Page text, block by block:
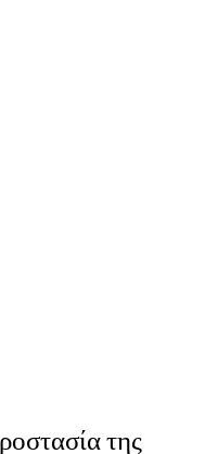
της